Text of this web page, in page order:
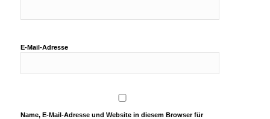
E-Mail-Adresse
Name, E-Mail-Adresse und Website in diesem Browser für